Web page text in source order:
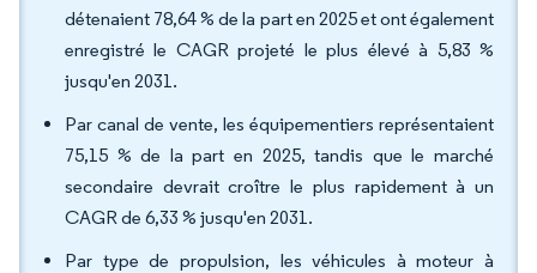
détenaient 78,64 % de la part en 2025 et ont également
enregistré le CAGR projeté le plus élevé à 5,83 %
jusqu'en 2031.
Par canal de vente, les équipementiers représentaient
75,15 % de la part en 2025, tandis que le marché
secondaire devrait croître le plus rapidement à un
CAGR de 6,33 % jusqu'en 2031.
Par type de propulsion, les véhicules à moteur à